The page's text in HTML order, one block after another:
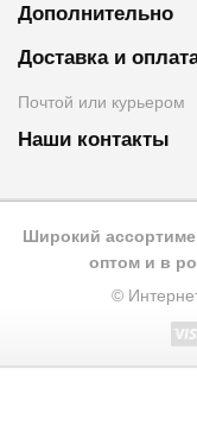
Дополнительно
Доставка и
Почтой или курьером
Наши контакты
Широкий
оптом и в
©